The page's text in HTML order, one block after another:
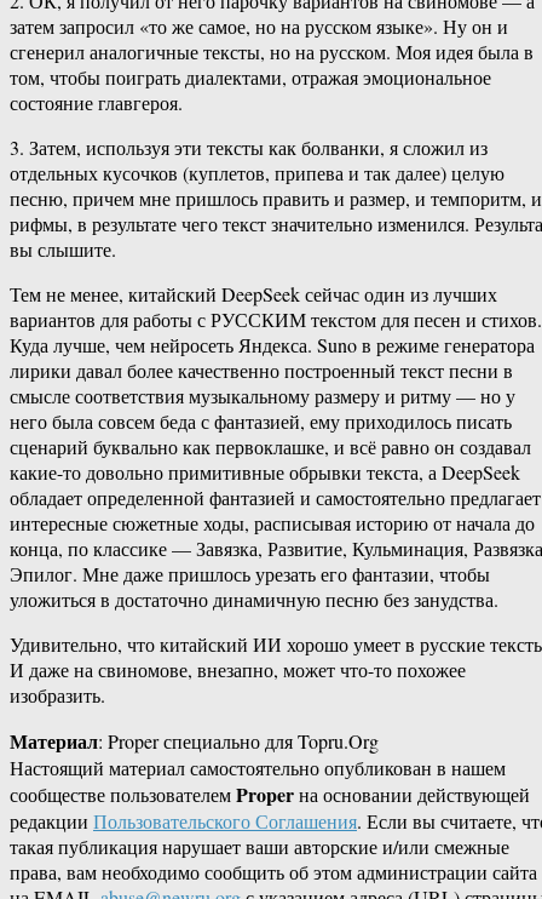
затем запросил «то же самое, но на русском языке». Ну он и
сгенерил аналогичные тексты, но на русском. Моя идея была в
том, чтобы поиграть диалектами, отражая эмоциональное
состояние главгероя.
3. Затем, используя эти тексты как болванки, я сложил из
отдельных кусочков (куплетов, припева и так далее) целую
песню, причем мне пришлось править и размер, и темпоритм, и
рифмы, в результате чего текст значительно изменился.
вы слышите.
Тем не менее, китайский DeepSeek сейчас один из лучших
вариантов для работы с РУССКИМ текстом для песен и стихов.
Куда лучше, чем нейросеть Яндекса. Suno в режиме генератора
лирики давал более качественно построенный текст песни в
смысле соответствия музыкальному размеру и ритму — но у
него была совсем беда с фантазией, ему приходилось писать
сценарий буквально как первоклашке, и всё равно он создавал
какие-то довольно примитивные обрывки текста, а DeepSeek
обладает определенной фантазией и самостоятельно предлагает
интересные сюжетные ходы, расписывая историю от начала до
конца, по классике — Завязка, Развитие, Кульминация,
Эпилог. Мне даже пришлось урезать его фантазии, чтобы
уложиться в достаточно динамичную песню без занудства.
Удивительно, что китайский ИИ хорошо умеет в русские
И даже на свиномове, внезапно, может что-то похожее
изобразить.
Материал: Proper специально для Topru.Org
Настоящий материал самостоятельно опубликован в нашем
сообществе пользователемProperна основании действующей
редакции Пользовательского Соглашения. Если вы считаете,
такая публикация нарушает ваши авторские и/или смежные
права, вам необходимо сообщить об этом администрации сайта